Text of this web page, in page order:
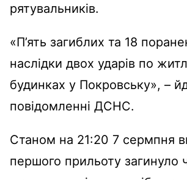
рятувальників.
«П’ять загиблих та 18
наслідки двох ударів по
будинках у Покровську», –
повідомленні ДСНС.
Станом на 21:20 7 сермпня
першого прильоту загинуло